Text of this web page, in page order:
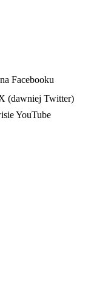
Facebooku
(dawniej Twitter)
YouTube